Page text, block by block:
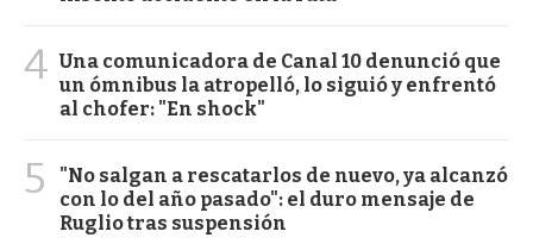
4 Una comunicadora de Canal 10 denunció que
un ómnibus la atropelló, lo siguió y enfrentó
al chofer: "En shock"
5
"No salgan a rescatarlos de nuevo, ya alcanzó
con lo del año pasado": el duro mensaje de
Ruglio tras suspensión